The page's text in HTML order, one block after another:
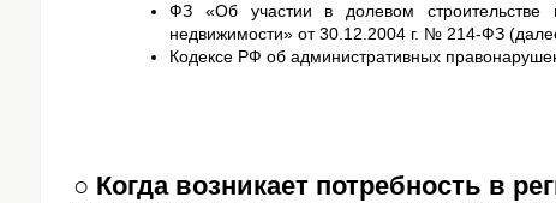
ФЗ «Об участии в долевом строительстве
недвижимости» от 30.12.2004 г. № 214-ФЗ
Кодексе РФ об административных
○ Когда возникает потребность в